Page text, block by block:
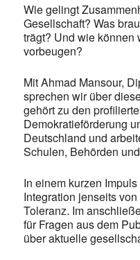
Wie gelingt
Gesellschaft? Was
trägt? Und wie können
vorbeugen?
Mit Ahmad Mansour,
sprechen wir über
gehört zu den
Demokratieförderung
Deutschland und
Schulen, Behörden
In einem kurzen
Integration jenseits
Toleranz. Im
für Fragen aus dem
über aktuelle